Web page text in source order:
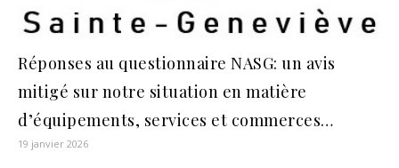
Réponses au questionnaire NASG: un avis
mitigé sur notre situation en matière
d’équipements, services et commerces…
19 janvier 2026